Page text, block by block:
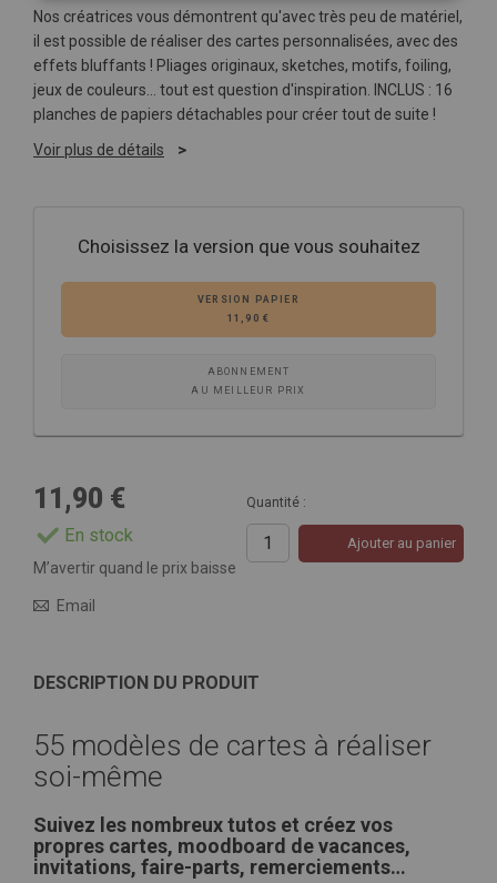
Nos créatrices vous démontrent qu'avec très peu de matériel,
il est possible de réaliser des cartes personnalisées, avec des
effets bluffants ! Pliages originaux, sketches, motifs, foiling,
jeux de couleurs… tout est question d'inspiration. INCLUS : 16
planches de papiers détachables pour créer tout de suite !
Voir plus de détails
Choisissez la version que vous souhaitez
VERSION PAPIER
11,90 €
ABONNEMENT
AU MEILLEUR PRIX
11,90 €
En stock
Quantité :
Ajouter au panier
M’avertir quand le prix baisse
Email
DESCRIPTION DU PRODUIT
55 modèles de cartes à réaliser
soi-même
Suivez les nombreux tutos et créez vos
propres cartes, moodboard de vacances,
invitations, faire-parts, remerciements…